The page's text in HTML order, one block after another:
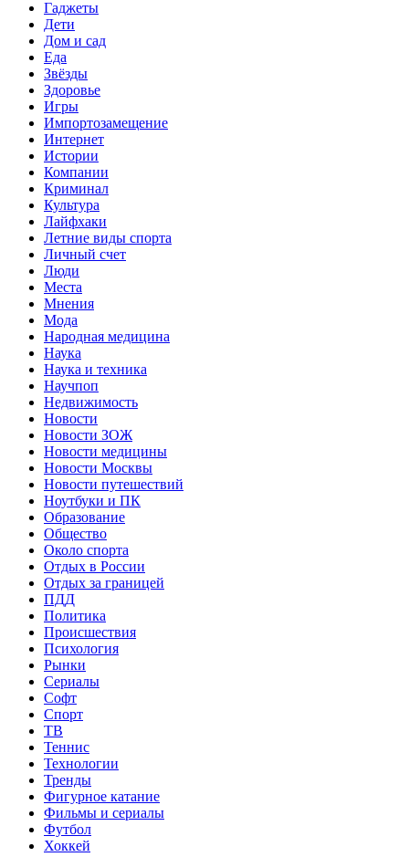
Гаджеты
Дети
Дом и сад
Еда
Звёзды
Здоровье
Игры
Импортозамещение
Интернет
Истории
Компании
Криминал
Культура
Лайфхаки
Летние виды спорта
Личный счет
Люди
Места
Мнения
Мода
Народная медицина
Наука
Наука и техника
Научпоп
Недвижимость
Новости
Новости ЗОЖ
Новости медицины
Новости Москвы
Новости путешествий
Ноутбуки и ПК
Образование
Общество
Около спорта
Отдых в России
Отдых за границей
ПДД
Политика
Происшествия
Психология
Рынки
Сериалы
Софт
Спорт
ТВ
Теннис
Технологии
Тренды
Фигурное катание
Фильмы и сериалы
Футбол
Хоккей